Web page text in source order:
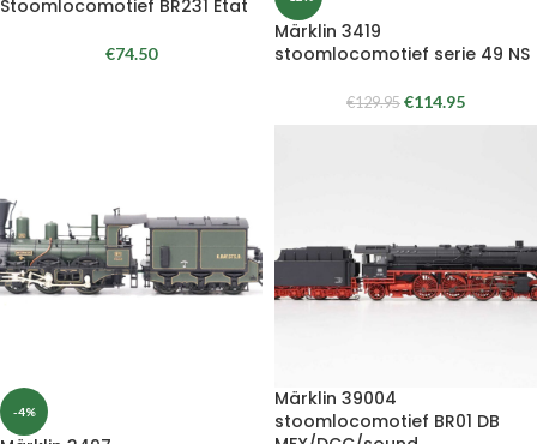
Stoomlocomotief BR231 Etat
€74.50
Märklin 3419
stoomlocomotief serie 49 NS
€129.95 €114.95
-4%
Märklin 39004
stoomlocomotief BR01 DB